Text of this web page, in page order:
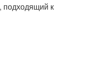
подходящий к